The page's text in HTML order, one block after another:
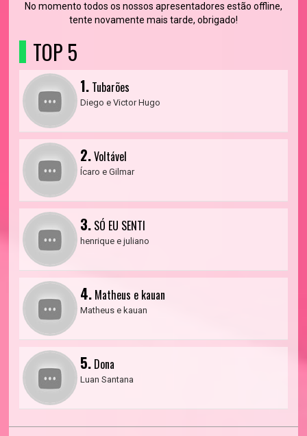
No momento todos os nossos apresentadores estão offline,
tente novamente mais tarde, obrigado!
TOP 5
1. Tubarões
Diego e Victor Hugo
2.Voltável
Ícaro e Gilmar
3. SÓ EU SENTI
henrique e juliano
4. Matheus e kauan
Matheus e kauan
5. Dona
Luan Santana